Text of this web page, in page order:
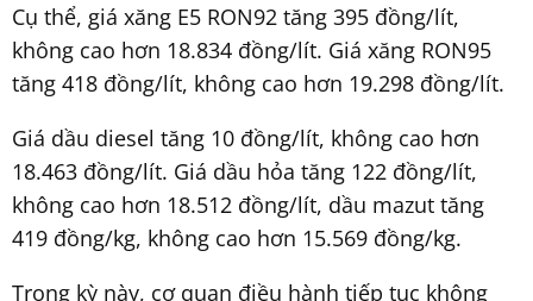
Cụ thể, giá xăng E5 RON92 tăng 395 đồng/lít,
không cao hơn 18.834 đồng/lít. Giá xăng RON95
tăng 418 đồng/lít, không cao hơn 19.298 đồng/lít.
Giá dầu diesel tăng 10 đồng/lít, không cao hơn
18.463 đồng/lít. Giá dầu hỏa tăng 122 đồng/lít,
không cao hơn 18.512 đồng/lít, dầu mazut tăng
419 đồng/kg, không cao hơn 15.569 đồng/kg.
Trong kỳ này, cơ quan điều hành tiếp tục không